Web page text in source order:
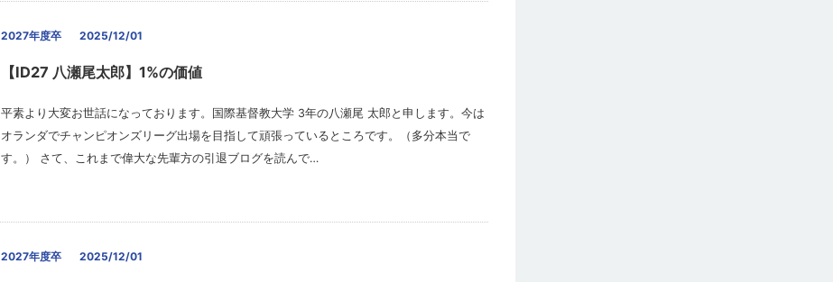
2027年度卒 2025/12/01
【ID27 八瀬尾太郎】1%の価値
平素より大変お世話になっております。国際基督教大学 3年の八瀬尾 太郎と申します。今は
オランダでチャンピオンズリーグ出場を目指して頑張っているところです。（多分本当で
す。） さて、これまで偉大な先輩方の引退ブログを読んで…
2027年度卒 2025/12/01